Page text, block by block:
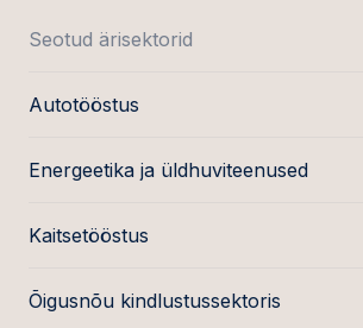
Seotud ärisektorid
Autotööstus
Energeetika ja üldhuviteenused
Kaitsetööstus
Õigusnõu kindlustussektoris